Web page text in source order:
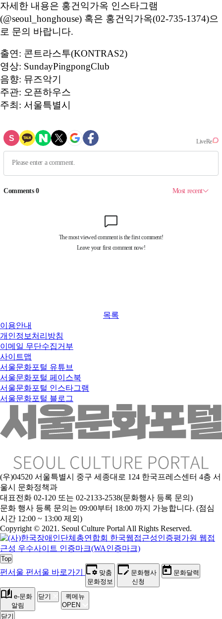
자세한 내용은 홍건익가옥 인스타그램
(@seoul_honghouse) 혹은 홍건익가옥(02-735-1374)으
로 문의 바랍니다.
출연: 콘트라스투(KONTRAS2)
영상: SundayPingpongClub
음향: 뮤즈악기
주관: 오픈하우스
주최: 서울특별시
목록
이용안내
개인정보처리방침
이메일 무단수집거부
사이트맵
서울문화포털 유튜브
서울문화포털 페이스북
서울문화포털 인스타그램
서울문화포털 블로그
(우)04520 서울특별시 중구 세종대로 124 한국프레스센터 4층 서
울시 문화정책과
대표전화 02-120 또는 02-2133-2538(문화행사 등록 문의)
문화 행사 등록 문의는 09:00부터 18:00 까지 가능합니다. (점심
시간 12:00 ~ 13:00 제외)
Copyright © 2021. Seoul Culture Portal All Rights Reserved.
Top
펀서울 펀서울 바로가기
맞춤
문화정보
문화행사
신청
문화달력
e-문화
알림
닫기
퀵메뉴
OPEN
닫기